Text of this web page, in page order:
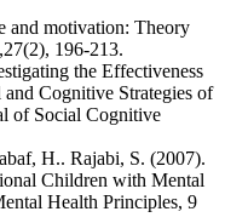
and motivation: Theory
196-213.
the Effectiveness
Cognitive Strategies of
of Social Cognitive
H.. Rajabi, S. (2007).
Children with Mental
Health Principles, 9